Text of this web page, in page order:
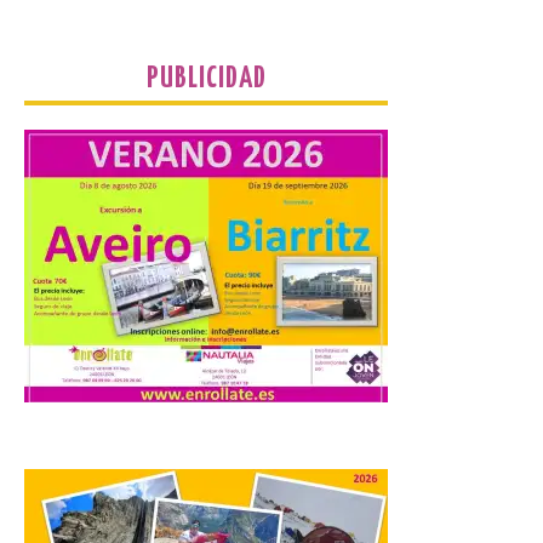
especial de lanzaderas desde el PCTCAN
a Ciriego. El Ayuntamiento de […]
Turismo de Extremadura
impulsa nuevas
iniciativas relacionadas
con el trío de eclipses para
afianzar a Extremadura
como referente en
astroturismo
8 Ago 2026
uno de los cielos
estrellados con menor
contaminación lumínica
de Europa, un recurso
PUBLICIDAD